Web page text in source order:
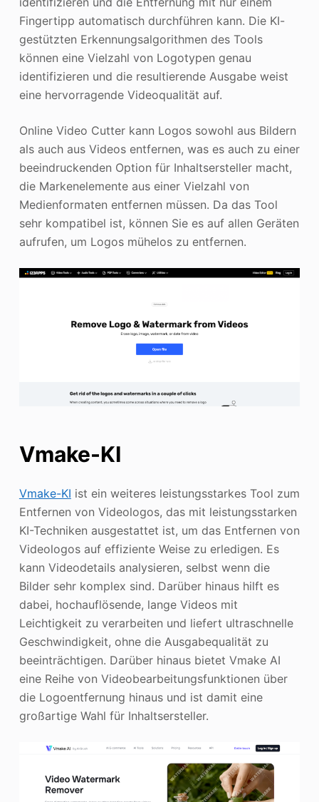
Fingertipp automatisch durchführen kann. Die KI-
gestützten Erkennungsalgorithmen des Tools
können eine Vielzahl von Logotypen genau
identifizieren und die resultierende Ausgabe weist
eine hervorragende Videoqualität auf.
Online Video Cutter kann Logos sowohl aus Bildern
als auch aus Videos entfernen, was es auch zu einer
beeindruckenden Option für Inhaltsersteller macht,
die Markenelemente aus einer Vielzahl von
Medienformaten entfernen müssen. Da das Tool
sehr kompatibel ist, können Sie es auf allen Geräten
aufrufen, um Logos mühelos zu entfernen.
Vmake-KI
Vmake-KI ist ein weiteres leistungsstarkes Tool zum
Entfernen von Videologos, das mit leistungsstarken
KI-Techniken ausgestattet ist, um das Entfernen von
Videologos auf effiziente Weise zu erledigen. Es
kann Videodetails analysieren, selbst wenn die
Bilder sehr komplex sind. Darüber hinaus hilft es
dabei, hochauflösende, lange Videos mit
Leichtigkeit zu verarbeiten und liefert ultraschnelle
Geschwindigkeit, ohne die Ausgabequalität zu
beeinträchtigen. Darüber hinaus bietet Vmake AI
eine Reihe von Videobearbeitungsfunktionen über
die Logoentfernung hinaus und ist damit eine
großartige Wahl für Inhaltsersteller.